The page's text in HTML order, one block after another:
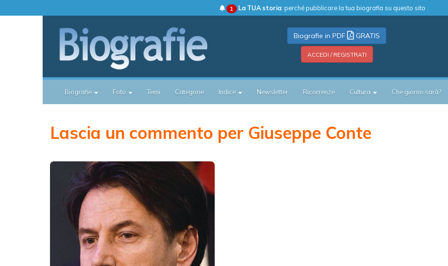
1 La TUA storia: perché pubblicare la tua biografia su questo sito
Biografie in PDF GRATIS
ACCEDI / REGISTRATI
Biografie Foto Temi Categorie Indice Newsletter Ricorrenze Cultura Che giorno sarà?
Lascia un commento per Giuseppe Conte